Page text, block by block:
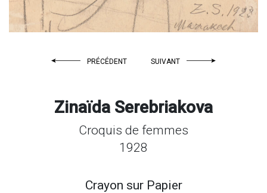
PRÉCÉDENT SUIVANT
Zinaïda Serebriakova
Croquis de femmes
1928
Crayon sur Papier